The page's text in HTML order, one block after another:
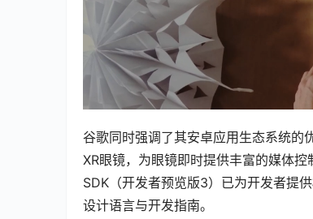
谷歌同时强调了其安卓应用生态系统
XR眼镜，为眼镜即时提供丰富的媒体
SDK（开发者预览版3）已为开发者提
设计语言与开发指南。